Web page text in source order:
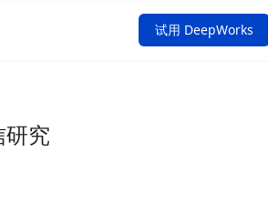
试用 DeepWorks
究